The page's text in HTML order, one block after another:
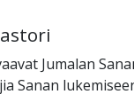
Jumalan
Sanan